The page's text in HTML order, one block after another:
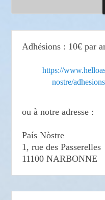
Adhésions : 10€ par
https://
nostre/
ou à notre adresse :
País Nòstre
1, rue des Passerelles
11100 NARBONNE